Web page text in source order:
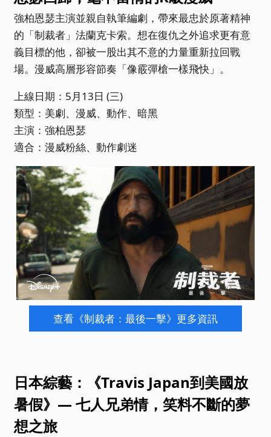
強柏恩瑟主演並親自執筆編劇，帶來最忠於原著精神
的「制裁者」法蘭克卡索。想在復仇之外追求更有意
義目標的他，卻被一股出其不意的力量重新拉回戰
場。漫威高層形容節奏「像霰彈槍一樣飛快」。
上線日期：5月13日 (三)
類型：美劇、漫威、動作、暗黑
主演：強柏恩瑟
適合：漫威粉絲、動作劇迷
查看《制裁者：最後一擊》更多資訊
日本綜藝：《Travis Japan到美國放
暑假》— 七人兄弟情，笑料不斷的夢
想之旅